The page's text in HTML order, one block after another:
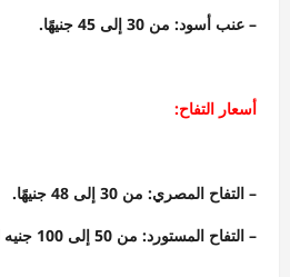
– عنب أسود: من 30 إلى 45 جنيهًا.
أسعار التفاح:
– التفاح المصري: من 30 إلى 48 جنيهًا.
– التفاح المستورد: من 50 إلى 100 جنيه للكيلو.